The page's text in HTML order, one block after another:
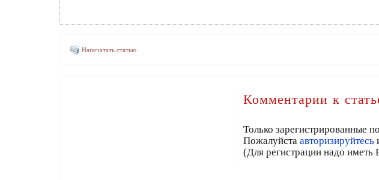
Напечатать статью
Комментарии к
Только зарегистрированные
Пожалуйста авторизируйтесь
(Для регистрации надо иметь